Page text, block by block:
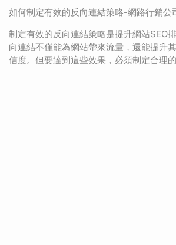
如何制定有效的反向連結策略-網路行銷公
制定有效的反向連結策略是提升網站SEO
向連結不僅能為網站帶來流量，還能提升
信度。但要達到這些效果，必須制定合理的